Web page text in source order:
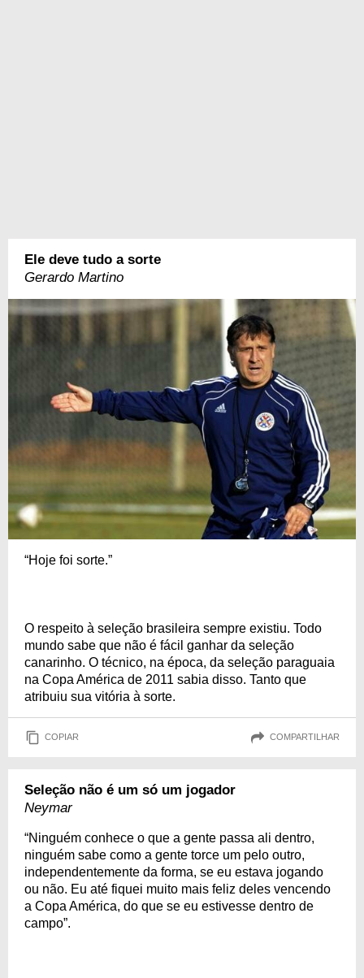
Ele deve tudo a sorte
Gerardo Martino
“Hoje foi sorte.”
O respeito à seleção brasileira sempre existiu. Todo
mundo sabe que não é fácil ganhar da seleção
canarinho. O técnico, na época, da seleção paraguaia
na Copa América de 2011 sabia disso. Tanto que
atribuiu sua vitória à sorte.
COPIAR COMPARTILHAR
Seleção não é um só um jogador
Neymar
“Ninguém conhece o que a gente passa ali dentro,
ninguém sabe como a gente torce um pelo outro,
independentemente da forma, se eu estava jogando
ou não. Eu até fiquei muito mais feliz deles vencendo
a Copa América, do que se eu estivesse dentro de
campo”.